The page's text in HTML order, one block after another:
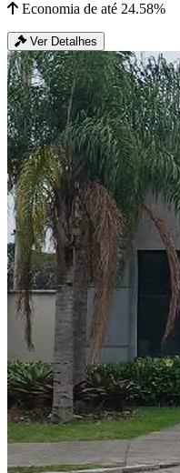
Economia de até 24.58%
Ver Detalhes